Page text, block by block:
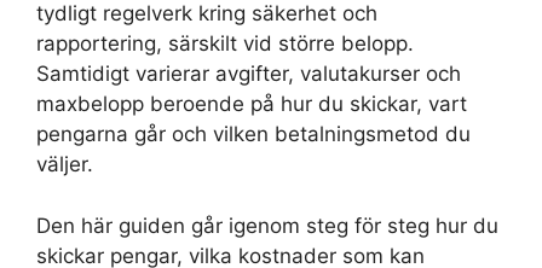
tydligt regelverk kring säkerhet och
rapportering, särskilt vid större belopp.
Samtidigt varierar avgifter, valutakurser och
maxbelopp beroende på hur du skickar, vart
pengarna går och vilken betalningsmetod du
väljer.
Den här guiden går igenom steg för steg hur du
skickar pengar, vilka kostnader som kan